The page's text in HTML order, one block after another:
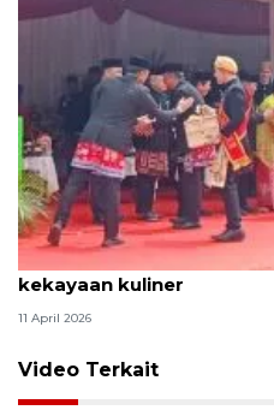
Tradisi hantaran
kekayaan kuliner
11 April 2026
Video Terkait